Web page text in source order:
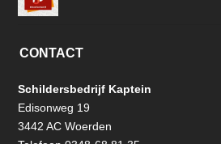
CONTACT
Schildersbedrijf Kaptein
Edisonweg 19
3442 AC Woerden